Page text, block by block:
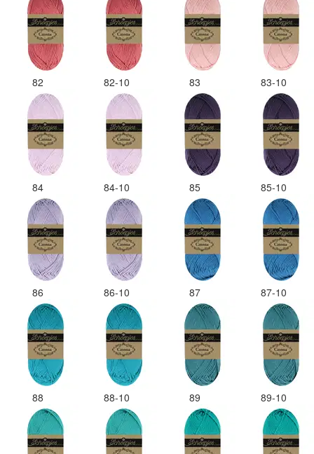
82 82-10 83 83-10
84 84-10 85 85-10
86 86-10 87 87-10
88 88-10 89 89-10